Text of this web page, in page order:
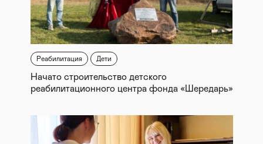
Реабилитация Дети
Начато строительство детского
реабилитационного центра фонда «Шередарь»